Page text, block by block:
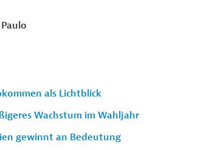
als Lichtblick
Wachstum im Wahljahr
gewinnt an Bedeutung